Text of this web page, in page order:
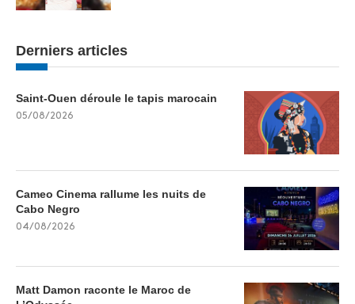
Derniers articles
Saint-Ouen déroule le tapis marocain
05/08/2026
Cameo Cinema rallume les nuits de
Cabo Negro
04/08/2026
Matt Damon raconte le Maroc de